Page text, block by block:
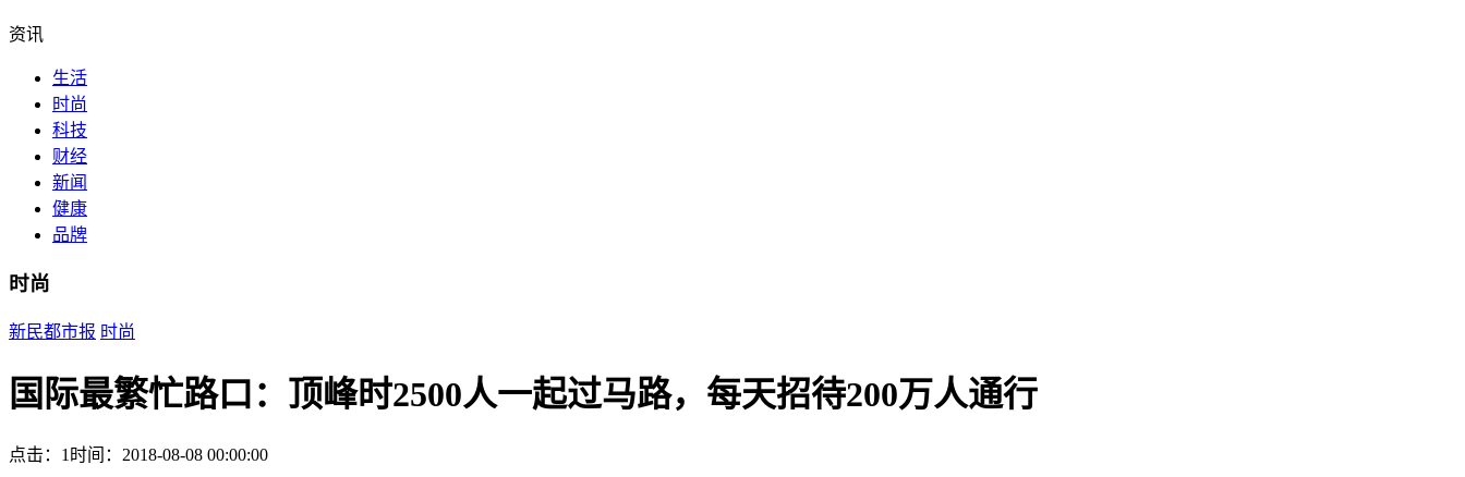
资讯
生活
时尚
科技
财经
新闻
健康
品牌
时尚
新民都市报 时尚
国际最繁忙路口：顶峰时2500人一起过马路，每天招待200万人通行
点击：1 时间：2018-08-08 00:00:00